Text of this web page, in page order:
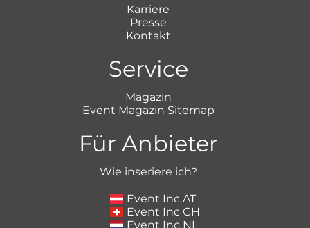
Karriere
Presse
Kontakt
Service
Magazin
Event Magazin Sitemap
Für Anbieter
Wie inseriere ich?
Event Inc AT
Event Inc CH
Event Inc NL